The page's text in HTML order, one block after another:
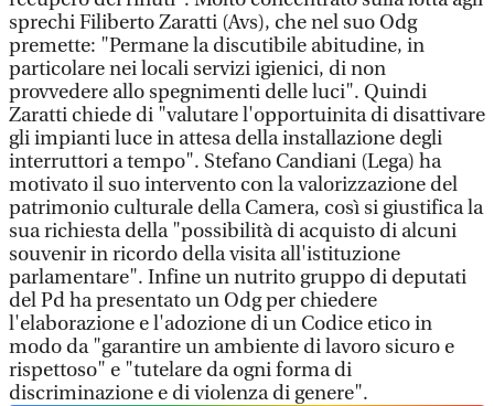
sprechi Filiberto Zaratti (Avs), che nel suo Odg
premette: "Permane la discutibile abitudine, in
particolare nei locali servizi igienici, di non
provvedere allo spegnimenti delle luci". Quindi
Zaratti chiede di "valutare l'opportuinita di disattivare
gli impianti luce in attesa della installazione degli
interruttori a tempo". Stefano Candiani (Lega) ha
motivato il suo intervento con la valorizzazione del
patrimonio culturale della Camera, così si giustifica la
sua richiesta della "possibilità di acquisto di alcuni
souvenir in ricordo della visita all'istituzione
parlamentare". Infine un nutrito gruppo di deputati
del Pd ha presentato un Odg per chiedere
l'elaborazione e l'adozione di un Codice etico in
modo da "garantire un ambiente di lavoro sicuro e
rispettoso" e "tutelare da ogni forma di
discriminazione e di violenza di genere".